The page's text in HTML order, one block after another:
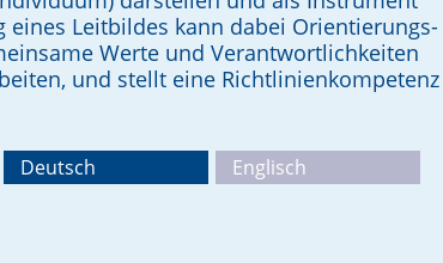
Leitbildes kann dabei Orientierungs-
Werte und Verantwort­lichkeiten
und stellt eine Richtlinienkompetenz
Deutsch Englisch